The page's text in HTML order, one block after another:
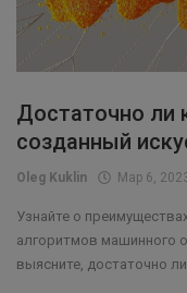
Достаточно ли
созданный
Oleg Kuklin Мар 6,
Узнайте о
алгоритмов машинного
выясните, достаточно